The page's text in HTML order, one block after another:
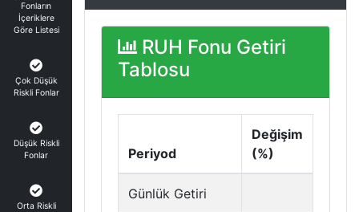
Fonların
İçeriklere
Göre Listesi
Çok Düşük
Riskli Fonlar
Düşük Riskli
Fonlar
Orta Riskli
RUH Fonu Getiri
Tablosu
Periyod
Değişim
(%)
Günlük Getiri